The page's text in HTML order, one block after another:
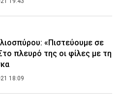
«Πιστεύουμε σε
πλευρό της οι φίλες με τη
18:09